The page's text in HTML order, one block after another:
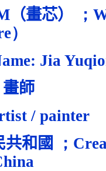
（畫芯） ；
）
Jia
畫師
/ painter
和國
；